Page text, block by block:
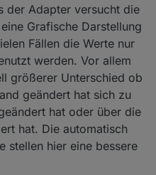
der Adapter versucht die
Grafische Darstellung
Fällen die Werte nur
werden. Vor allem
größerer Unterschied ob
geändert hat sich zu
hat oder über die
hat. Die automatisch
stellen hier eine bessere